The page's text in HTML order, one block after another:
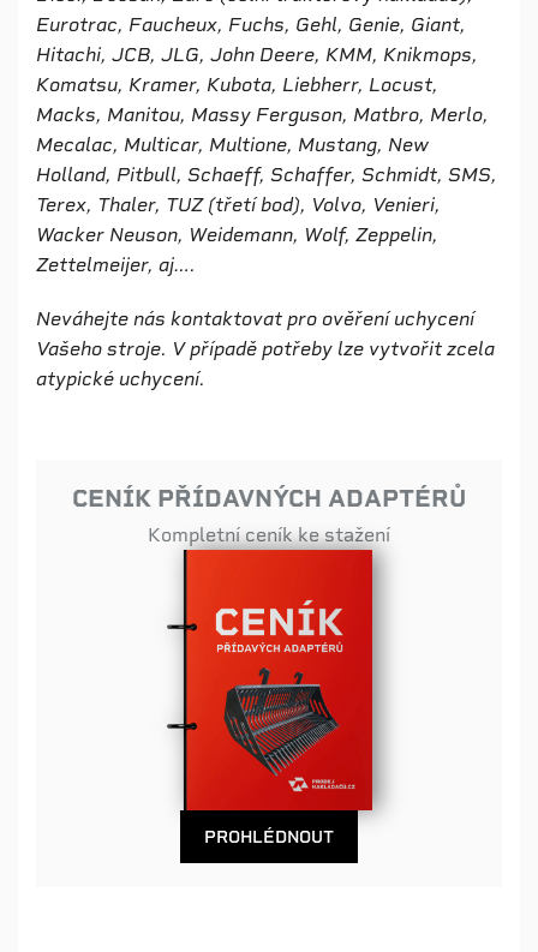
Eurotrac, Faucheux, Fuchs, Gehl, Genie, Giant,
Hitachi, JCB, JLG, John Deere, KMM, Knikmops,
Komatsu, Kramer, Kubota, Liebherr, Locust,
Macks, Manitou, Massy Ferguson, Matbro, Merlo,
Mecalac, Multicar, Multione, Mustang, New
Holland, Pitbull, Schaeff, Schaffer, Schmidt, SMS,
Terex, Thaler, TUZ (třetí bod), Volvo, Venieri,
Wacker Neuson, Weidemann, Wolf, Zeppelin,
Zettelmeijer, aj….
Neváhejte nás kontaktovat pro ověření uchycení
Vašeho stroje. V případě potřeby lze vytvořit zcela
atypické uchycení.
CENÍK PŘÍDAVNÝCH ADAPTÉRŮ
Kompletní ceník ke stažení
PROHLÉDNOUT